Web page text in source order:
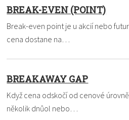
BREAK-EVEN (POINT)
Break-even point je u akcií nebo
cena dostane na…
BREAKAWAY GAP
Když cena odskočí od cenové
několik dnůol nebo…